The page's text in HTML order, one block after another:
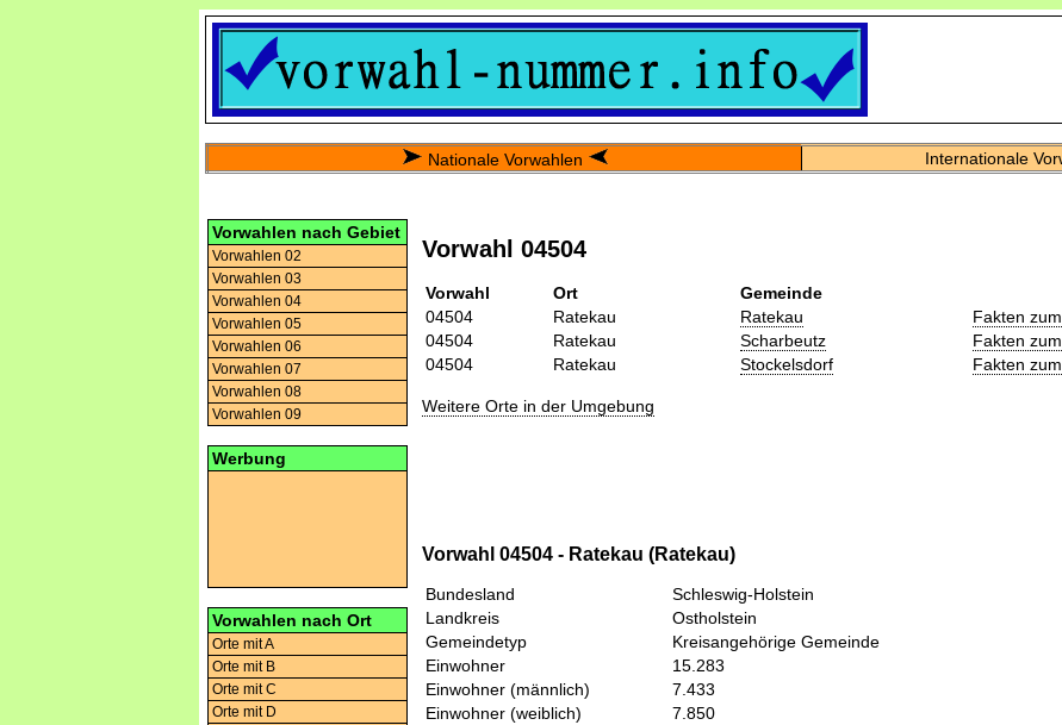
Nationale Vorwahlen Internationale
Vorwahlen nach Gebiet
Vorwahlen 02
Vorwahlen 03
Vorwahlen 04
Vorwahlen 05
Vorwahlen 06
Vorwahlen 07
Vorwahlen 08
Vorwahlen 09
Werbung
Vorwahlen nach Ort
Orte mit A
Orte mit B
Orte mit C
Orte mit D
Vorwahl 04504
Vorwahl Ort
Gemeinde
04504
Ratekau Ratekau
Fakten
04504
Ratekau Scharbeutz
Fakten
04504
Ratekau Stockelsdorf Fakten
Weitere Orte in der Umgebung
Vorwahl 04504 - Ratekau (Ratekau)
Bundesland
Schleswig-Holstein
Landkreis
Ostholstein
Gemeindetyp
Kreisangehörige Gemeinde
Einwohner
15.283
Einwohner (männlich)
7.433
Einwohner (weiblich)
7.850